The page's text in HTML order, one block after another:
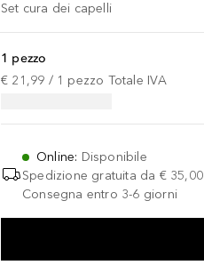
Set cura dei capelli
1 pezzo
€ 21,99 / 1 pezzo Totale IVA
Online: Disponibile
Spedizione gratuita da € 35,00
Consegna entro 3-6 giorni